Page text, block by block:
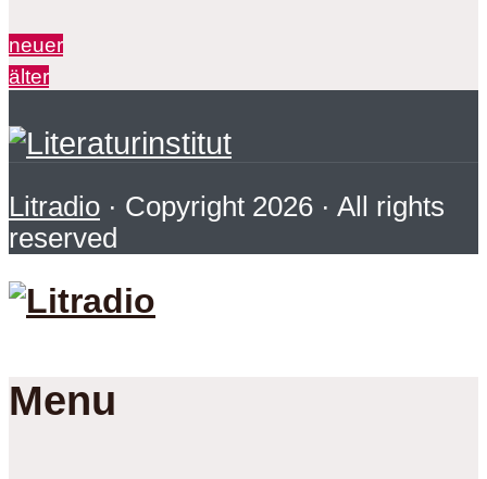
neuer
älter
Litradio · Copyright 2026 · All rights
reserved
Menu